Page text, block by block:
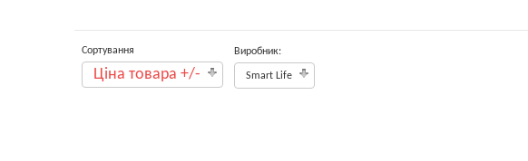
Сортування
Ціна товара +/-
Виробник:
Smart Life